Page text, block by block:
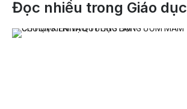
Đọc nhiều trong Giáo dục